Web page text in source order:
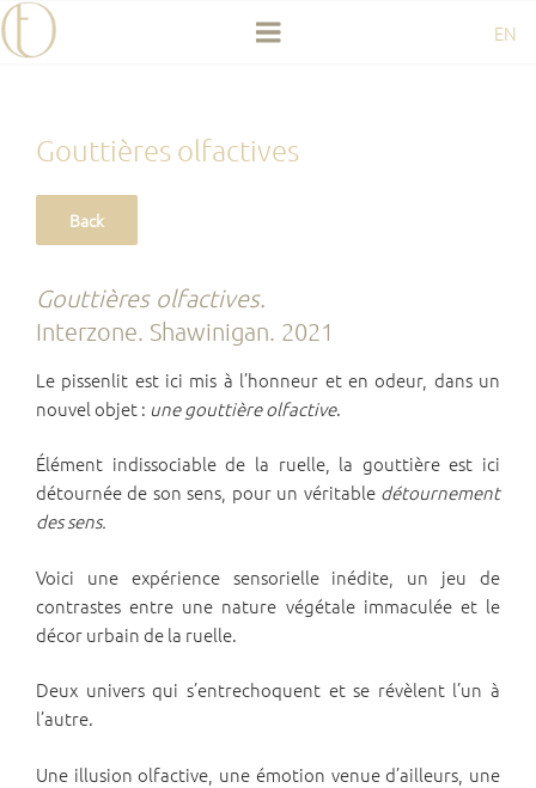
Aller
au
EN
Gouttières olfactives
Gouttières olfactives.
Interzone. Shawinigan. 2021
Le pissenlit est ici mis à l’honneur et en odeur, dans un
nouvel objet : une gouttière olfactive.
Élément indissociable de la ruelle, la gouttière est ici
détournée de son sens, pour un véritable détournement
des sens.
Voici une expérience sensorielle inédite, un jeu de
contrastes entre une nature végétale immaculée et le
décor urbain de la ruelle.
Deux univers qui s’entrechoquent et se révèlent l’un à
l’autre.
Une illusion olfactive, une émotion venue d’ailleurs, une